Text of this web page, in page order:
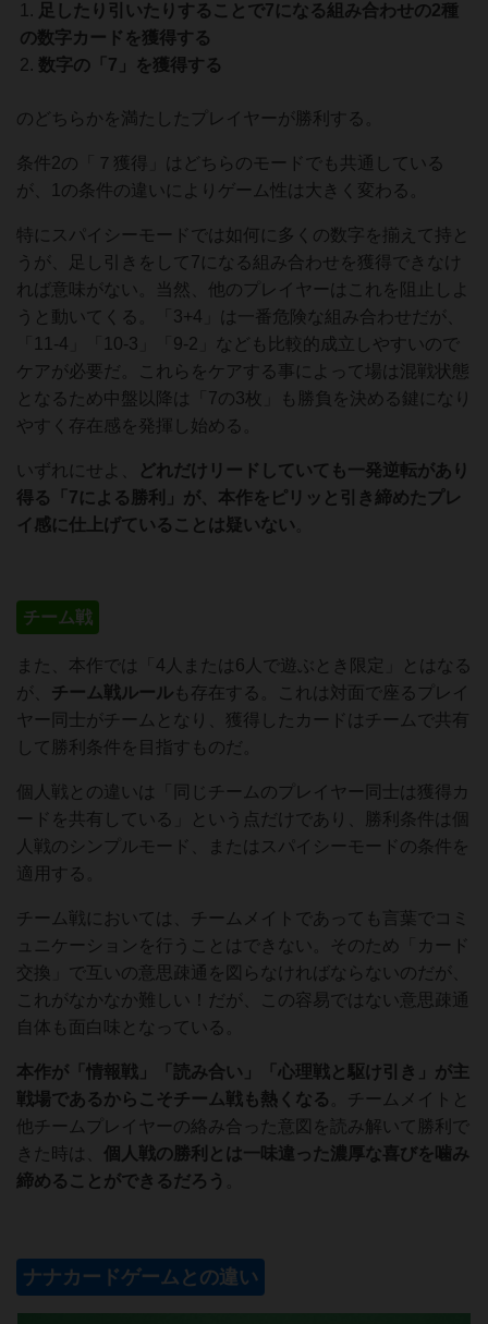
足したり引いたりすることで7になる組み合わせの2種
の数字カードを獲得する
数字の「7」を獲得する
のどちらかを満たしたプレイヤーが勝利する。
条件2の「７獲得」はどちらのモードでも共通している
が、1の条件の違いによりゲーム性は大きく変わる。
特にスパイシーモードでは如何に多くの数字を揃えて持と
うが、足し引きをして7になる組み合わせを獲得できなけ
れば意味がない。当然、他のプレイヤーはこれを阻止しよ
うと動いてくる。「3+4」は一番危険な組み合わせだが、
「11-4」「10-3」「9-2」なども比較的成立しやすいので
ケアが必要だ。これらをケアする事によって場は混戦状態
となるため中盤以降は「7の3枚」も勝負を決める鍵になり
やすく存在感を発揮し始める。
いずれにせよ、
どれだけリードしていても一発逆転があり
得る「7による勝利」が、本作をピリッと引き締めたプレ
イ感に仕上げていることは疑いない
チーム戦
また、本作では「4人または6人で遊ぶとき限定」とはなる
が、 チーム戦ルール も存在する。これは対面で座るプレイ
ヤー同士がチームとなり、獲得したカードはチームで共有
して勝利条件を目指すものだ。
個人戦との違いは「同じチームのプレイヤー同士は獲得カ
ードを共有している」という点だけであり、勝利条件は個
人戦のシンプルモード、またはスパイシーモードの条件を
適用する。
チーム戦においては、チームメイトであっても言葉でコミ
ュニケーションを行うことはできない。そのため「カード
交換」で互いの意思疎通を図らなければならないのだが、
これがなかなか難しい！だが、この容易ではない意思疎通
自体も面白味となっている。
本作が「情報戦」「読み合い」「心理戦と駆け引き」が主
戦場であるからこそチーム戦も熱くなる
。チームメイトと
他チームプレイヤーの絡み合った意図を読み解いて勝利で
きた時は、 個人戦の勝利とは一味違った濃厚な喜びを噛み
締めることができるだろう
ナナカードゲームとの違い